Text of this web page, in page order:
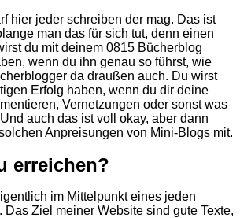
hier jeder schreiben der mag. Das ist
man das für sich tut, denn einen
du mit deinem 0815 Bücherblog
wenn du ihn genau so führst, wie
da draußen auch. Du wirst
Erfolg haben, wenn du dir deine
Vernetzungen oder sonst was
auch das ist voll okay, aber dann
Anpreisungen von Mini-Blogs mit.
erreichen?
im Mittelpunkt eines jeden
Das Ziel meiner Website sind gute Texte,